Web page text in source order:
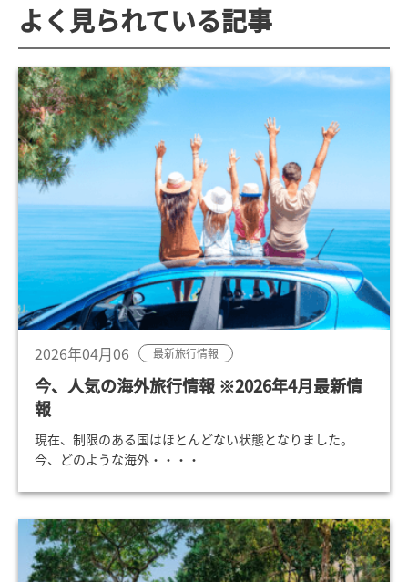
よく見られている記事
2026年04月06 最新旅行情報
今、人気の海外旅行情報 ※2026年4月最新情
報
現在、制限のある国はほとんどない状態となりました。
今、どのような海外・・・・